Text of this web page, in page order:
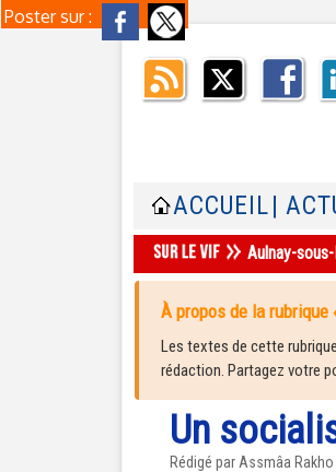
Poster sur :
ACCUEIL |
Aulnay-
À propos de la rubrique
Les textes de cette
rédaction. Partagez votre
Un
Rédigé par Assmâa